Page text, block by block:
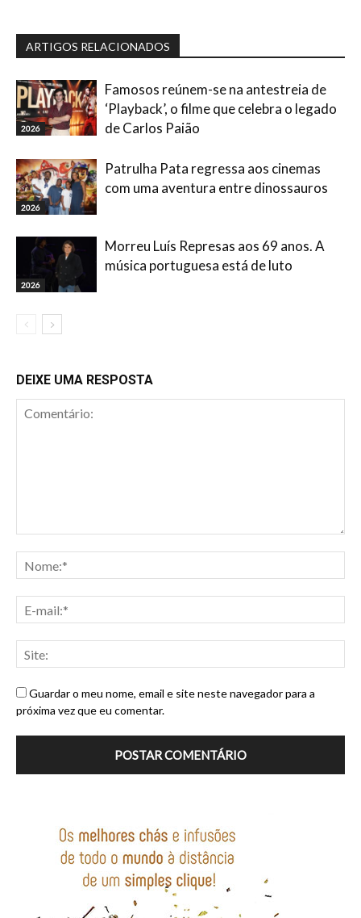
ARTIGOS RELACIONADOS
2026
Famosos reúnem-se na antestreia de
‘Playback’, o filme que celebra o legado
de Carlos Paião
2026
Patrulha Pata regressa aos cinemas
com uma aventura entre dinossauros
2026
Morreu Luís Represas aos 69 anos. A
música portuguesa está de luto
DEIXE UMA RESPOSTA
Guardar o meu nome, email e site neste navegador para a
próxima vez que eu comentar.